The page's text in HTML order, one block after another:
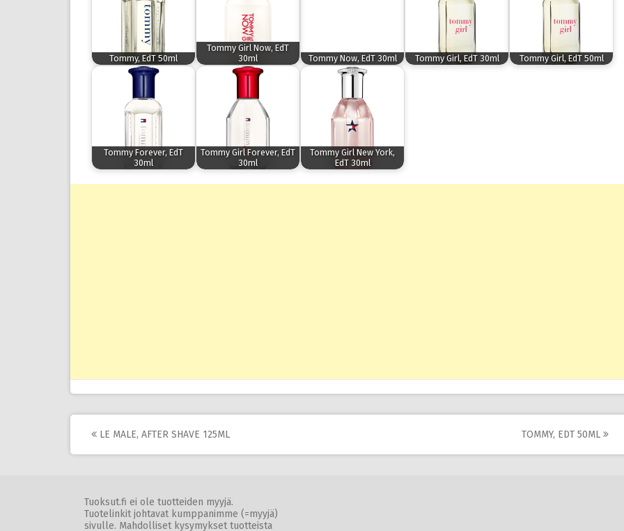
Tommy, EdT 50ml
Tommy Girl Now, EdT
30ml
Tommy Now, EdT 30ml Tommy Girl, EdT 30ml Tommy Girl, EdT 50ml
Tommy Forever, EdT
30ml
Tommy Girl Forever, EdT
30ml
Tommy Girl New York,
EdT 30ml
Post
navigation
LE MALE, AFTER SHAVE 125ML TOMMY, EDT 50ML
Tuoksut.fi ei ole tuotteiden myyjä.
Tuotelinkit johtavat kumppanimme (=myyjä)
sivulle. Mahdolliset kysymykset tuotteista